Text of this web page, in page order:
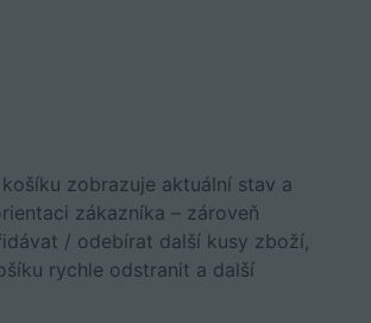
zobrazuje aktuální stav a
zákazníka – zároveň
/ odebírat další kusy zboží,
rychle odstranit a další